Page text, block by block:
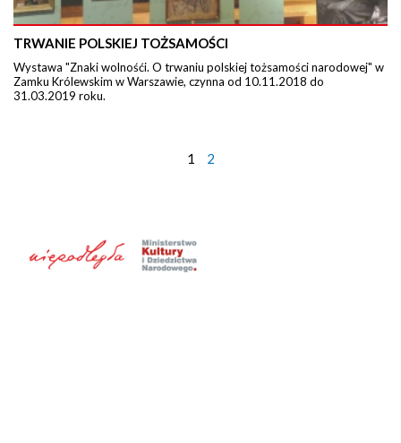
TRWANIE POLSKIEJ TOŻSAMOŚCI
Wystawa "Znaki wolnośći. O trwaniu polskiej tożsamości narodowej" w
Zamku Królewskim w Warszawie, czynna od 10.11.2018 do
31.03.2019 roku.
1 2